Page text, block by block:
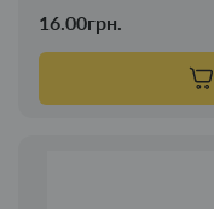
16.00грн.